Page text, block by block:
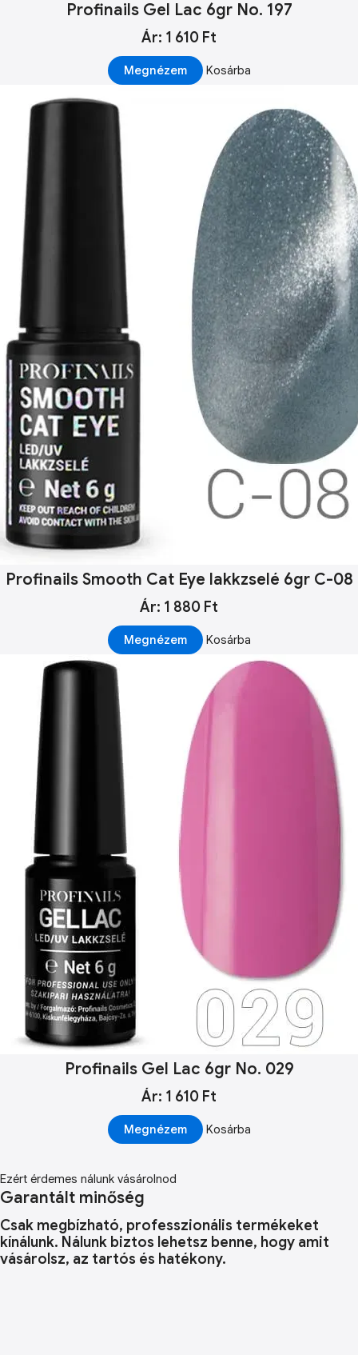
Profinails Gel Lac 6gr No. 197
Ár: 1 610 Ft
Megnézem Kosárba
Profinails Smooth Cat Eye lakkzselé 6gr C-08
Ár: 1 880 Ft
Megnézem Kosárba
Profinails Gel Lac 6gr No. 029
Ár: 1 610 Ft
Megnézem Kosárba
Ezért érdemes nálunk vásárolnod
Garantált minőség
Csak megbízható, professzionális termékeket
kínálunk. Nálunk biztos lehetsz benne, hogy amit
vásárolsz, az tartós és hatékony.